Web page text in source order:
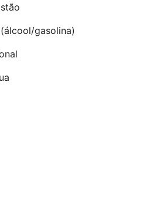
gasolina)